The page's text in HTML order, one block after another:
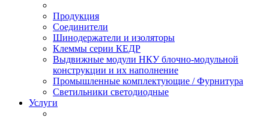
Продукция
Соединители
Шинодержатели и изоляторы
Клеммы серии КЕДР
Выдвижные модули НКУ блочно-модульной
конструкции и их наполнение
Промышленные комплектующие / Фурнитура
Светильники светодиодные
Услуги